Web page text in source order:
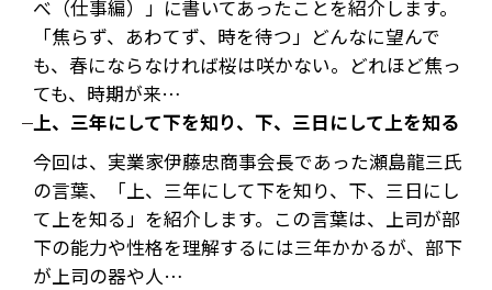
べ（仕事編）」に書いてあったことを紹介します。
「焦らず、あわてず、時を待つ」どんなに望んで
も、春にならなければ桜は咲かない。どれほど焦っ
ても、時期が来…
上、三年にして下を知り、下、三日にして上を知る
今回は、実業家伊藤忠商事会長であった瀬島龍三氏
の言葉、「上、三年にして下を知り、下、三日にし
て上を知る」を紹介します。この言葉は、上司が部
下の能力や性格を理解するには三年かかるが、部下
が上司の器や人…